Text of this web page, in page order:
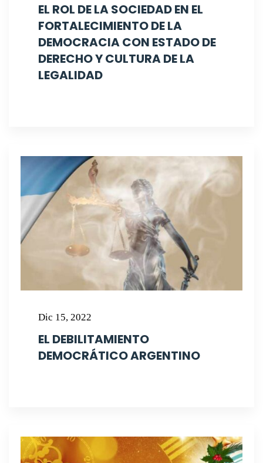
EL ROL DE LA SOCIEDAD EN EL
FORTALECIMIENTO DE LA
DEMOCRACIA CON ESTADO DE
DERECHO Y CULTURA DE LA
LEGALIDAD
Dic 15, 2022
EL DEBILITAMIENTO
DEMOCRÁTICO ARGENTINO